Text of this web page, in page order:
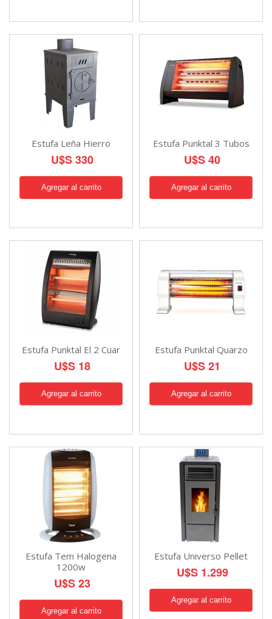
Estufa Leña Hierro
U$S 330
Estufa Punktal 3 Tubos
U$S 40
Estufa Punktal El 2 Cuar
U$S 18
Estufa Punktal Quarzo
U$S 21
Estufa Tem Halogena
1200w
U$S 23
Estufa Universo Pellet
U$S 1.299